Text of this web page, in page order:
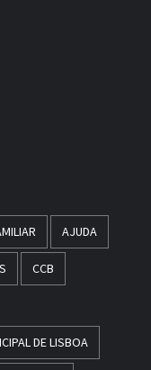
AJUDA
CCB
DE LISBOA